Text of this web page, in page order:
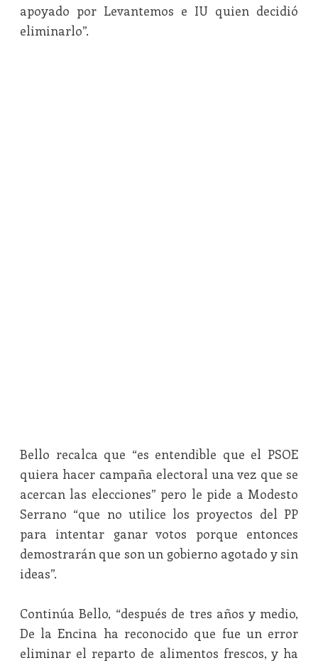
apoyado por Levantemos e IU quien decidió
eliminarlo”.
Bello recalca que “es entendible que el PSOE
quiera hacer campaña electoral una vez que se
acercan las elecciones” pero le pide a Modesto
Serrano “que no utilice los proyectos del PP
para intentar ganar votos porque entonces
demostrarán que son un gobierno agotado y sin
ideas”.
Continúa Bello, “después de tres años y medio,
De la Encina ha reconocido que fue un error
eliminar el reparto de alimentos frescos, y ha